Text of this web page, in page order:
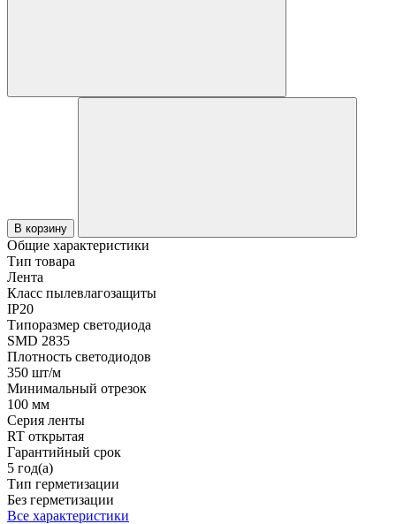
В корзину
Общие характеристики
Тип товара
Лента
Класс пылевлагозащиты
IP20
Типоразмер светодиода
SMD 2835
Плотность светодиодов
350 шт/м
Минимальный отрезок
100 мм
Серия ленты
RT открытая
Гарантийный срок
5 год(а)
Тип герметизации
Без герметизации
Все характеристики